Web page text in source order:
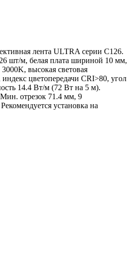
лента ULTRA серии C126.
шт/м, белая плата шириной 10 мм,
высокая световая
цветопередачи CRI>80, угол
14.4 Вт/м (72 Вт на 5 м).
отрезок 71.4 мм, 9
установка на